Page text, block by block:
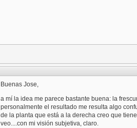
Buenas Jose,
a mí la idea me parece bastante buena: la
personalmente el resultado me resulta algo
de la planta que está a la derecha creo que
veo....con mi visión subjetiva, claro.